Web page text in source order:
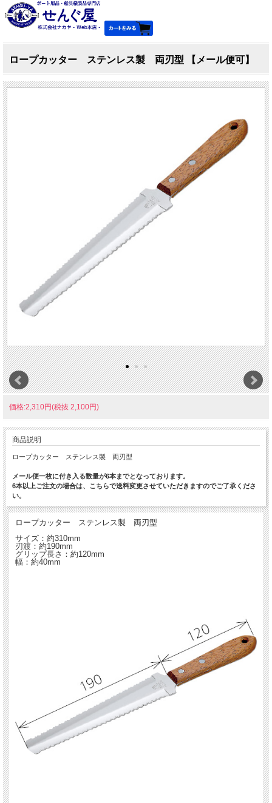
ロープカッター ステンレス製 両刃型 【メール便可】
価格:2,310円(税抜 2,100円)
商品説明
ロープカッター ステンレス製 両刃型
メール便一枚に付き入る数量が6本までとなっております。
6本以上ご注文の場合は、こちらで送料変更させていただきますのでご了承くださ
い。
ロープカッター ステンレス製 両刃型
サイズ：約310mm
刃渡：約190mm
グリップ長さ：約120mm
幅：約40mm